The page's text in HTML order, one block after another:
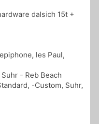
dalsich 15t +
les Paul,
- Reb Beach
-Custom, Suhr,